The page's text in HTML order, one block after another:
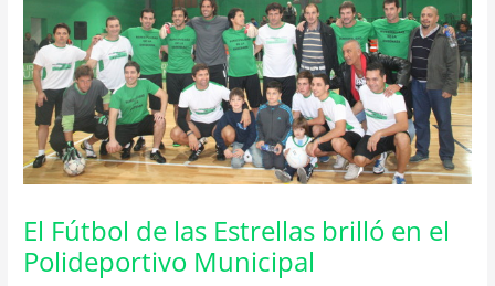
El Fútbol de las Estrellas brilló en el
Polideportivo Municipal